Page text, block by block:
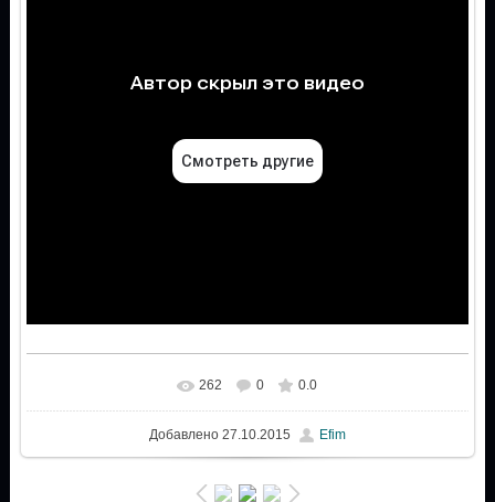
262 0 0.0
Добавлено27.10.2015 Efim